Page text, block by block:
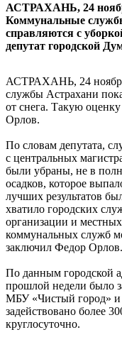
АСТРАХАНЬ, 24
Коммунальные
справляются с
депутат городской
АСТРАХАНЬ, 24
службы Астрахани
от снега. Такую
Орлов.
По словам депутата,
с центральных
были убраны, не в
осадков, которое
лучших результатов
хватило городских
организации и
коммунальных служб
заключил Федор Орлов.
По данным городской
прошлой недели было
МБУ «Чистый город»
задействовано более
круглосуточно.